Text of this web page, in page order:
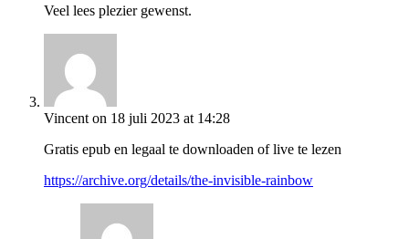
Veel lees plezier gewenst.
Vincent on 18 juli 2023 at 14:28
Gratis epub en legaal te downloaden of live te lezen
https://archive.org/details/the-invisible-rainbow